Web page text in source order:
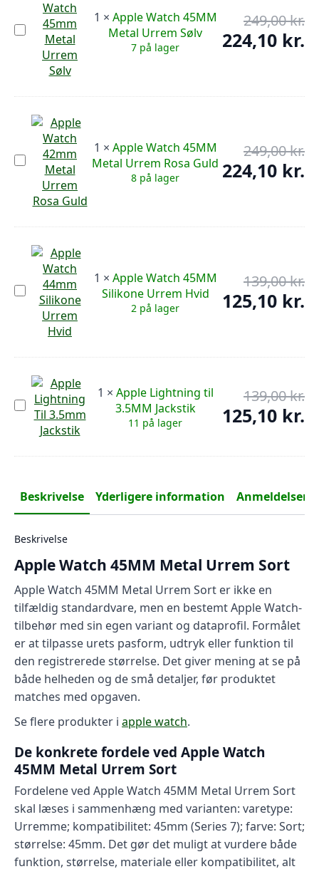
Apple
Watch
45MM
Metal
Urrem
1 × Apple Watch 45MM
Metal Urrem Sølv
7 på lager
249,00kr.
224,10 kr.
Apple
Watch
45MM
Metal
Urrem
Guld
1 × Apple Watch 45MM
Metal Urrem Rosa Guld
8 på lager
249,00kr.
224,10 kr.
Apple
Watch
45MM
Silikone
Urrem
1 × Apple Watch 45MM
Silikone Urrem Hvid
2 på lager
139,00kr.
125,10 kr.
Apple
Lightning
3.5MM
1 × Apple Lightning til
3.5MM Jackstik
11 på lager
139,00kr.
125,10 kr.
er:
Beskrivelse
Yderligere information Anmeldelser
Beskrivelse
Apple Watch 45MM Metal Urrem Sort
Apple Watch 45MM Metal Urrem Sort er ikke en
tilfældig standardvare, men en bestemt Apple Watch-
tilbehør med sin egen variant og dataprofil. Formålet
er at tilpasse urets pasform, udtryk eller funktion til
den registrerede størrelse. Det giver mening at se på
både helheden og de små detaljer, før produktet
matches med opgaven.
Se flere produkter i apple watch.
De konkrete fordele ved Apple Watch
45MM Metal Urrem Sort
Fordelene ved Apple Watch 45MM Metal Urrem Sort
skal læses i sammenhæng med varianten: varetype:
Urremme; kompatibilitet: 45mm (Series 7); farve: Sort;
størrelse: 45mm. Det gør det muligt at vurdere både
funktion, størrelse, materiale eller kompatibilitet, alt